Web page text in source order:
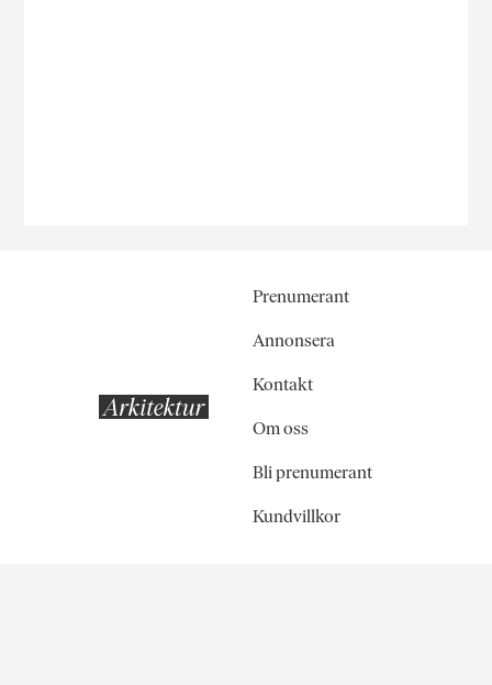
Prenumerant
Annonsera
Kontakt
Om oss
Bli prenumerant
Kundvillkor